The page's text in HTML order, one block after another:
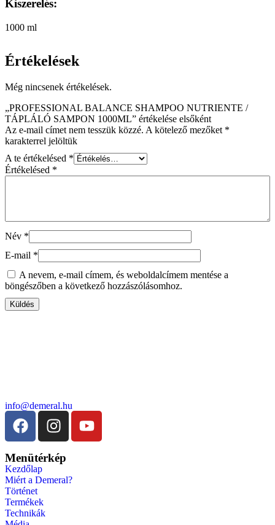
Kiszerelés:
1000 ml
Értékelések
Még nincsenek értékelések.
„PROFESSIONAL BALANCE SHAMPOO NUTRIENTE /
TÁPLÁLÓ SAMPON 1000ML” értékelése elsőként
Az e-mail címet nem tesszük közzé. A kötelező mezőket *
karakterrel jelöltük
A te értékelésed *
Értékelésed *
Név *
E-mail *
A nevem, e-mail címem, és weboldalcímem mentése a
böngészőben a következő hozzászólásomhoz.
info@demeral.hu
Menütérkép
Kezdőlap
Miért a Demeral?
Történet
Termékek
Technikák